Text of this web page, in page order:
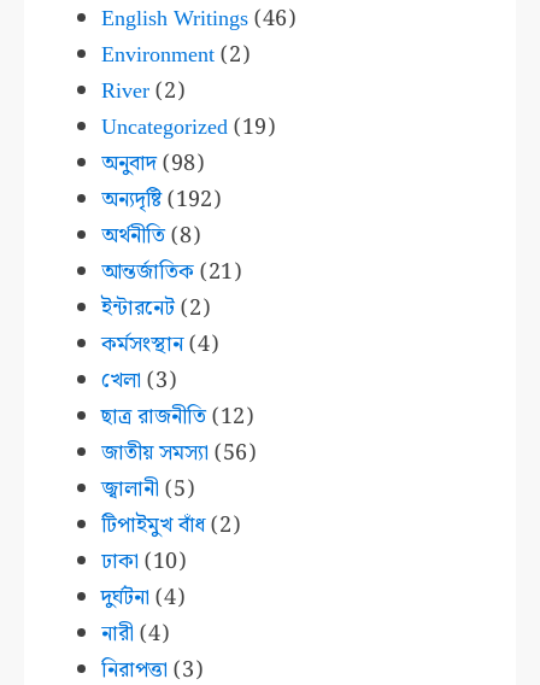
English Writings(46)
Environment(2)
River(2)
Uncategorized(19)
অনুবাদ(98)
অন্যদৃষ্টি(192)
অর্থনীতি(8)
আন্তর্জাতিক(21)
ইন্টারনেট(2)
কর্মসংস্থান(4)
খেলা (3)
ছাত্র রাজনীতি(12)
জাতীয় সমস্যা (56)
জ্বালানী (5)
টিপাইমুখ বাঁধ(2)
ঢাকা (10)
দুর্ঘটনা (4)
নারী (4)
নিরাপত্তা (3)